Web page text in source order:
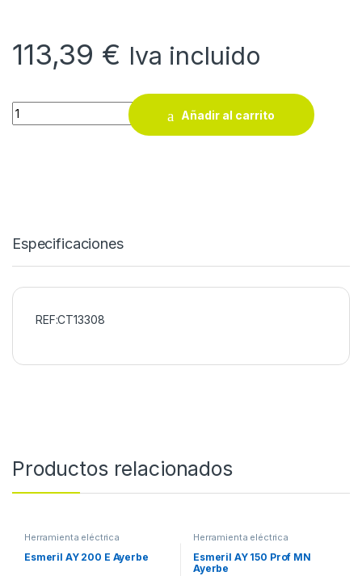
113,39 € Iva incluido
Amoladora recta Crown CT13308 quantity
Añadir al carrito
Especificaciones
REF:CT13308
Productos relacionados
Herramienta eléctrica
Esmeril AY 200 E Ayerbe
Herramienta eléctrica
Esmeril AY 150 Prof MN
Ayerbe